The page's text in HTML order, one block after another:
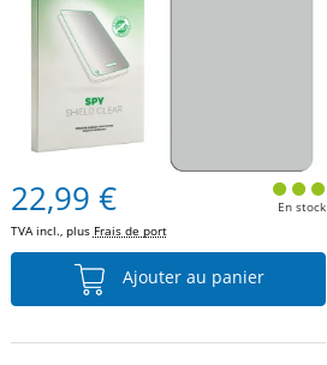
22,99 €
TVA incl., plus Frais de port
En stock
Ajouter au panier